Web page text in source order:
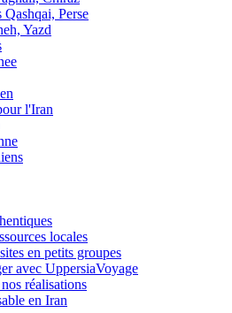
Qashqai, Perse
Yazd
l'Iran
locales
en petits groupes
avec UppersiaVoyage
réalisations
en Iran